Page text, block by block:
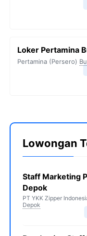
Loker Pertamina
Pertamina (Persero)
Lowongan
Staff Marketing
Depok
PT YKK Zipper
Depok